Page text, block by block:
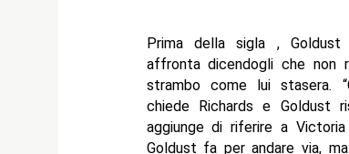
Prima della sigla ,
affronta dicendogli che non
strambo come lui stasera.
chiede Richards e Goldust
aggiunge di riferire a
Goldust fa per andare via,